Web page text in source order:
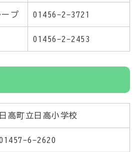
プ 01456-2-3721
01456-2-2453
日高町立日高小学校
6-2620